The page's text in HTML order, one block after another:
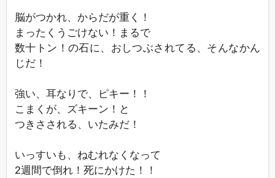
脳がつかれ、からだが重く！
まったくうごけない！まるで
数十トン！の石に、おしつぶされてる、そんなかん
じだ！
強い、耳なりで、ピキー！！
こまくが、ズキーン！と
つきさされる、いたみだ！
いっすいも、ねむれなくなって
2週間で倒れ！死にかけた！！